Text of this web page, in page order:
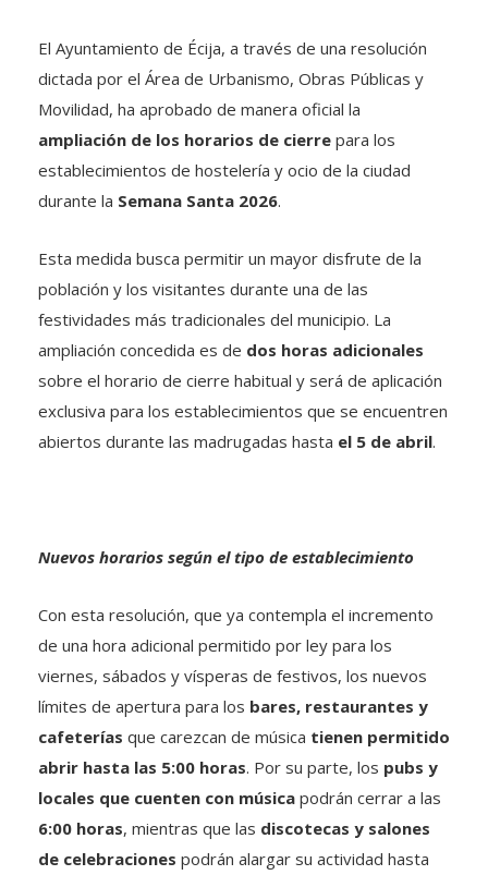
El Ayuntamiento de Écija, a través de una resolución
dictada por el Área de Urbanismo, Obras Públicas y
Movilidad, ha aprobado de manera oficial la
ampliación de los horarios de cierre para los
establecimientos de hostelería y ocio de la ciudad
durante la Semana Santa 2026.
Esta medida busca permitir un mayor disfrute de la
población y los visitantes durante una de las
festividades más tradicionales del municipio. La
ampliación concedida es de dos horas adicionales
sobre el horario de cierre habitual y será de aplicación
exclusiva para los establecimientos que se encuentren
abiertos durante las madrugadas hasta el 5 de abril.
Nuevos horarios según el tipo de establecimiento
Con esta resolución, que ya contempla el incremento
de una hora adicional permitido por ley para los
viernes, sábados y vísperas de festivos, los nuevos
límites de apertura para los bares, restaurantes y
cafeterías que carezcan de música tienen permitido
abrir hasta las 5:00 horas. Por su parte, los pubs y
locales que cuenten con música podrán cerrar a las
6:00 horas, mientras que las discotecas y salones
de celebraciones podrán alargar su actividad hasta